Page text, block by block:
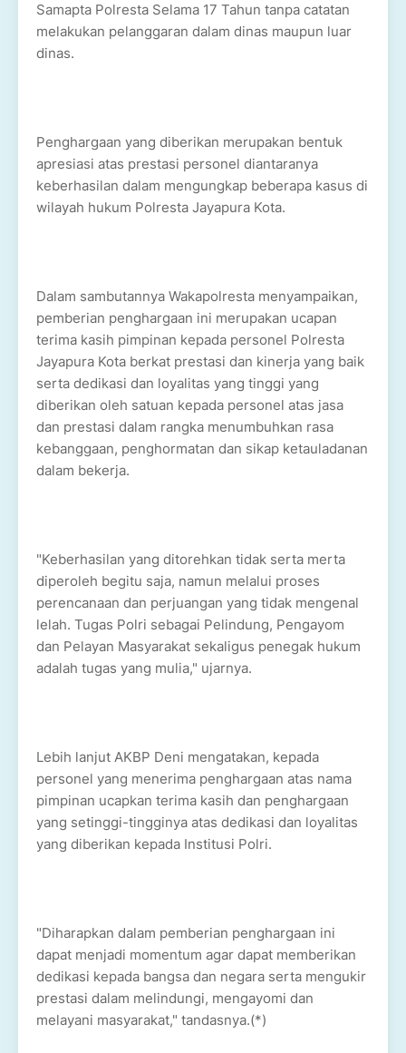
Samapta Polresta Selama 17 Tahun tanpa catatan
melakukan pelanggaran dalam dinas maupun luar
dinas.
Penghargaan yang diberikan merupakan bentuk
apresiasi atas prestasi personel diantaranya
keberhasilan dalam mengungkap beberapa kasus di
wilayah hukum Polresta Jayapura Kota.
Dalam sambutannya Wakapolresta menyampaikan,
pemberian penghargaan ini merupakan ucapan
terima kasih pimpinan kepada personel Polresta
Jayapura Kota berkat prestasi dan kinerja yang baik
serta dedikasi dan loyalitas yang tinggi yang
diberikan oleh satuan kepada personel atas jasa
dan prestasi dalam rangka menumbuhkan rasa
kebanggaan, penghormatan dan sikap ketauladanan
dalam bekerja.
"Keberhasilan yang ditorehkan tidak serta merta
diperoleh begitu saja, namun melalui proses
perencanaan dan perjuangan yang tidak mengenal
lelah. Tugas Polri sebagai Pelindung, Pengayom
dan Pelayan Masyarakat sekaligus penegak hukum
adalah tugas yang mulia," ujarnya.
Lebih lanjut AKBP Deni mengatakan, kepada
personel yang menerima penghargaan atas nama
pimpinan ucapkan terima kasih dan penghargaan
yang setinggi-tingginya atas dedikasi dan loyalitas
yang diberikan kepada Institusi Polri.
"Diharapkan dalam pemberian penghargaan ini
dapat menjadi momentum agar dapat memberikan
dedikasi kepada bangsa dan negara serta mengukir
prestasi dalam melindungi, mengayomi dan
melayani masyarakat," tandasnya.(*)